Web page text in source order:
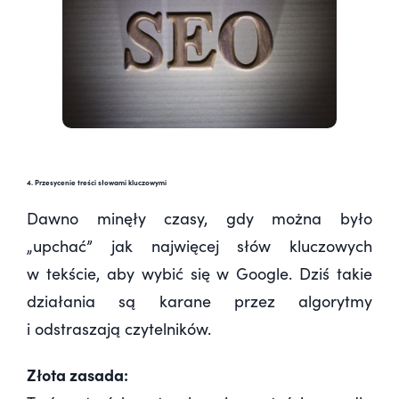
4. Przesycenie treści słowami kluczowymi
Dawno minęły czasy, gdy można było
„upchać” jak najwięcej słów kluczowych
w tekście, aby wybić się w Google. Dziś takie
działania są karane przez algorytmy
i odstraszają czytelników.
Złota zasada: